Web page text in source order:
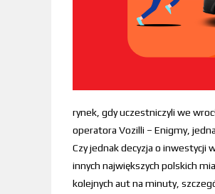
rynek, gdy uczestniczyli we
operatora Vozilli – Enigmy,
Czy jednak decyzja o inwestycji
innych największych polskich
kolejnych aut na minuty,